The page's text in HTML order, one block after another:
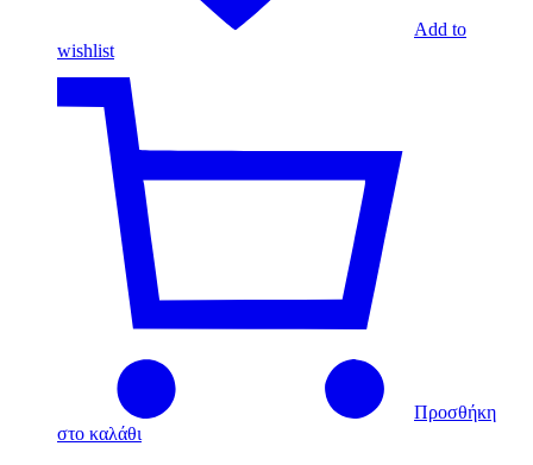
Add to
wishlist
Προσθήκη
στο καλάθι